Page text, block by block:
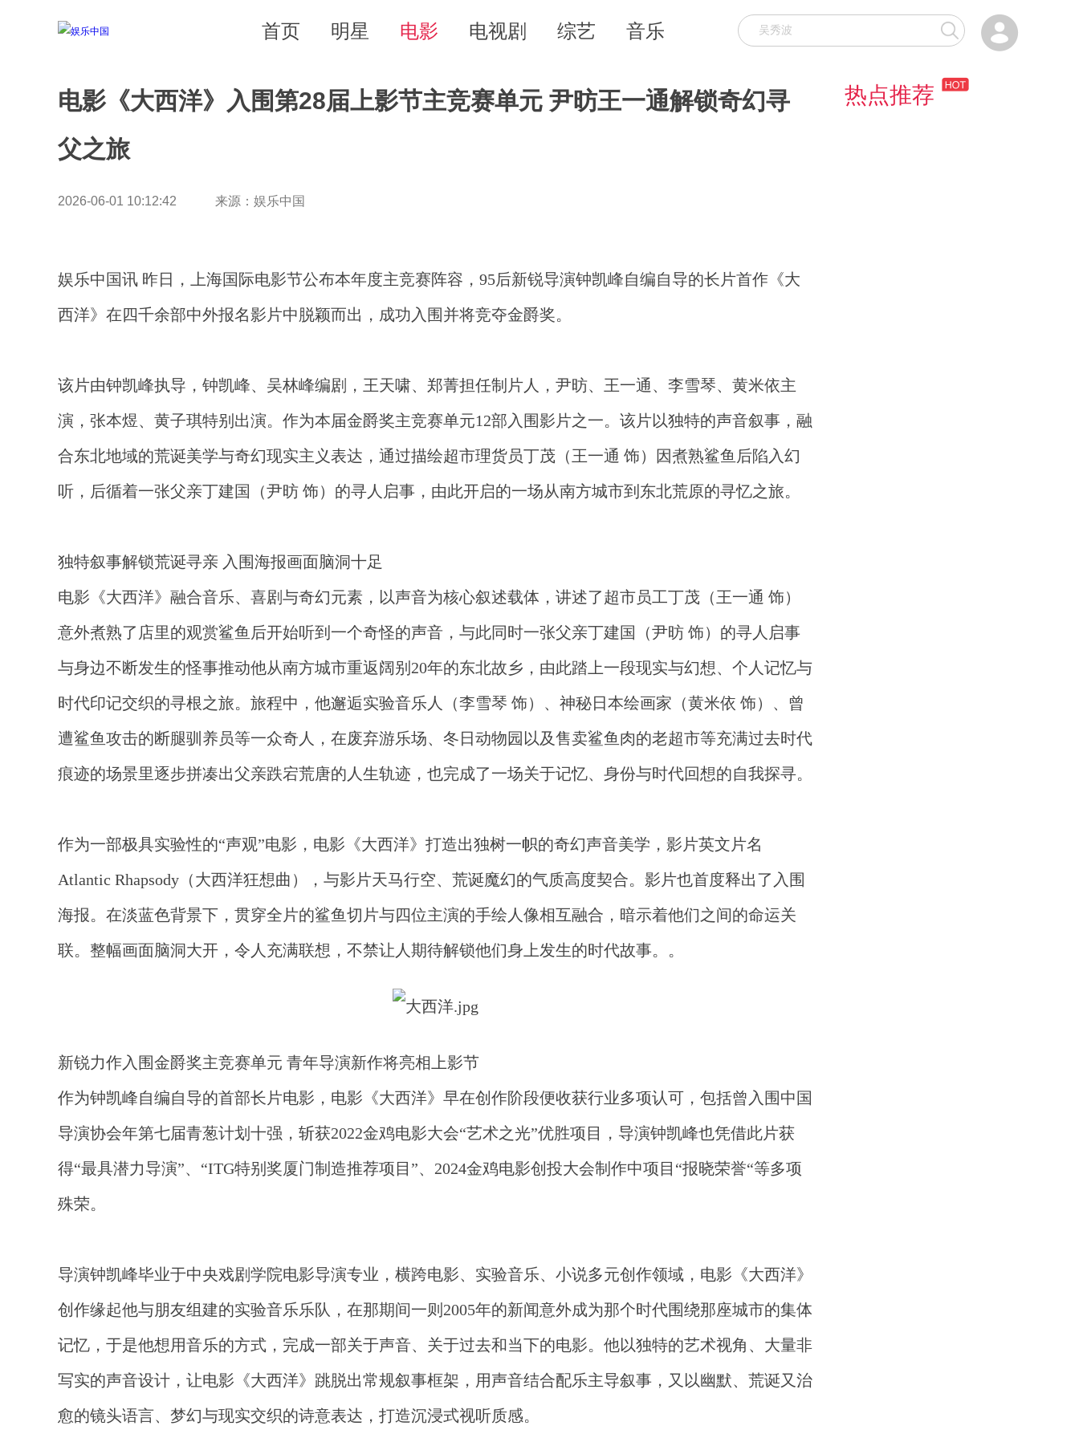
首页 明星 电影 电视剧 综艺 音乐 
电影《大西洋》入围第28届上影节主竞赛单元 尹昉王一通解锁奇幻寻
父之旅
2026-06-01 10:12:42 来源：娱乐中国
娱乐中国讯 昨日，上海国际电影节公布本年度主竞赛阵容，95后新锐导演钟凯峰自编自导的长片首作《大
西洋》在四千余部中外报名影片中脱颖而出，成功入围并将竞夺金爵奖。
该片由钟凯峰执导，钟凯峰、吴林峰编剧，王天啸、郑菁担任制片人，尹昉、王一通、李雪琴、黄米依主
演，张本煜、黄子琪特别出演。作为本届金爵奖主竞赛单元12部入围影片之一。该片以独特的声音叙事，融
合东北地域的荒诞美学与奇幻现实主义表达，通过描绘超市理货员丁茂（王一通 饰）因煮熟鲨鱼后陷入幻
听，后循着一张父亲丁建国（尹昉 饰）的寻人启事，由此开启的一场从南方城市到东北荒原的寻忆之旅。
独特叙事解锁荒诞寻亲 入围海报画面脑洞十足
电影《大西洋》融合音乐、喜剧与奇幻元素，以声音为核心叙述载体，讲述了超市员工丁茂（王一通 饰）
意外煮熟了店里的观赏鲨鱼后开始听到一个奇怪的声音，与此同时一张父亲丁建国（尹昉 饰）的寻人启事
与身边不断发生的怪事推动他从南方城市重返阔别20年的东北故乡，由此踏上一段现实与幻想、个人记忆与
时代印记交织的寻根之旅。旅程中，他邂逅实验音乐人（李雪琴 饰）、神秘日本绘画家（黄米依 饰）、曾
遭鲨鱼攻击的断腿驯养员等一众奇人，在废弃游乐场、冬日动物园以及售卖鲨鱼肉的老超市等充满过去时代
痕迹的场景里逐步拼凑出父亲跌宕荒唐的人生轨迹，也完成了一场关于记忆、身份与时代回想的自我探寻。
作为一部极具实验性的“声观”电影，电影《大西洋》打造出独树一帜的奇幻声音美学，影片英文片名
Atlantic Rhapsody（大西洋狂想曲），与影片天马行空、荒诞魔幻的气质高度契合。影片也首度释出了入围
海报。在淡蓝色背景下，贯穿全片的鲨鱼切片与四位主演的手绘人像相互融合，暗示着他们之间的命运关
联。整幅画面脑洞大开，令人充满联想，不禁让人期待解锁他们身上发生的时代故事。。
新锐力作入围金爵奖主竞赛单元 青年导演新作将亮相上影节
作为钟凯峰自编自导的首部长片电影，电影《大西洋》早在创作阶段便收获行业多项认可，包括曾入围中国
导演协会年第七届青葱计划十强，斩获2022金鸡电影大会“艺术之光”优胜项目，导演钟凯峰也凭借此片获
得“最具潜力导演”、“ITG特别奖厦门制造推荐项目”、2024金鸡电影创投大会制作中项目“报晓荣誉“等多项
殊荣。
导演钟凯峰毕业于中央戏剧学院电影导演专业，横跨电影、实验音乐、小说多元创作领域，电影《大西洋》
创作缘起他与朋友组建的实验音乐乐队，在那期间一则2005年的新闻意外成为那个时代围绕那座城市的集体
记忆，于是他想用音乐的方式，完成一部关于声音、关于过去和当下的电影。他以独特的艺术视角、大量非
写实的声音设计，让电影《大西洋》跳脱出常规叙事框架，用声音结合配乐主导叙事，又以幽默、荒诞又治
愈的镜头语言、梦幻与现实交织的诗意表达，打造沉浸式视听质感。
热点推荐